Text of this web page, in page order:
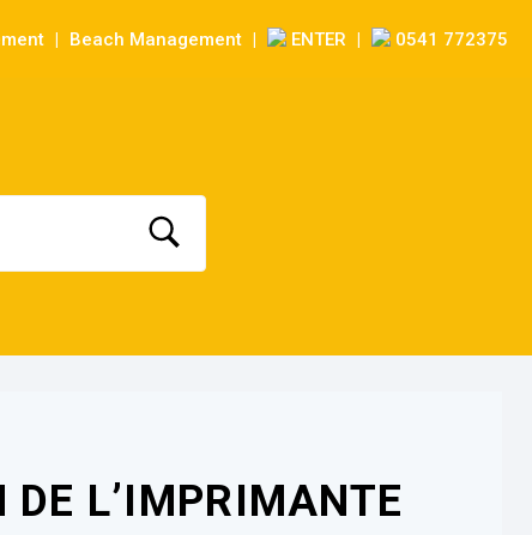
Beach Management ENTER 0541 772375
DE L’IMPRIMANTE